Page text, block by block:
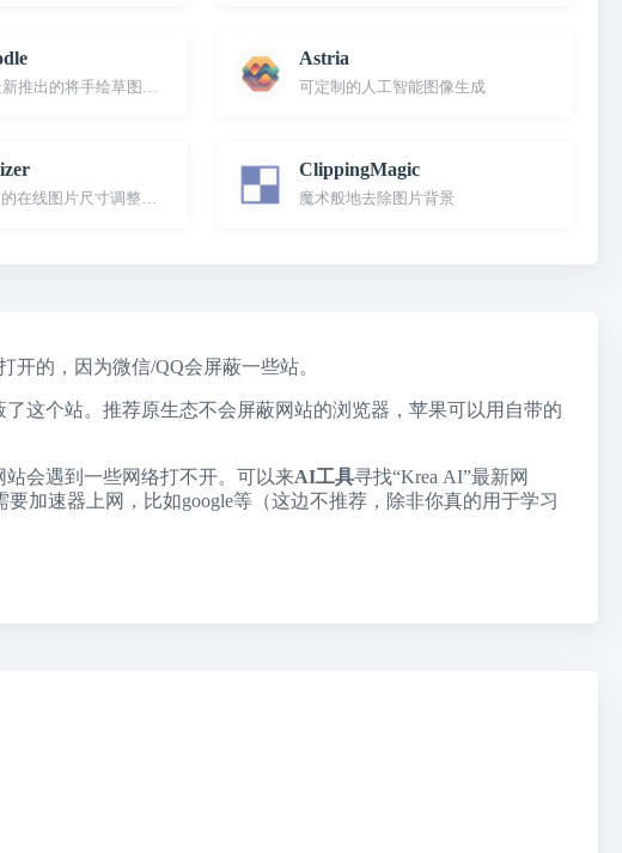
推出的将手绘草图转换成精美图像的工具
Astria
可定制的人工智能图像生成
在线图片尺寸调整工具
ClippingMagic
魔术般地去除图片背景
开的，因为微信/QQ会屏蔽一些站。
这个站。推荐原生态不会屏蔽网站的浏览器，苹果可以用自带的
会遇到一些网络打不开。可以来AI工具寻找“Krea AI”最新网
加速器上网，比如google等（这边不推荐，除非你真的用于学习